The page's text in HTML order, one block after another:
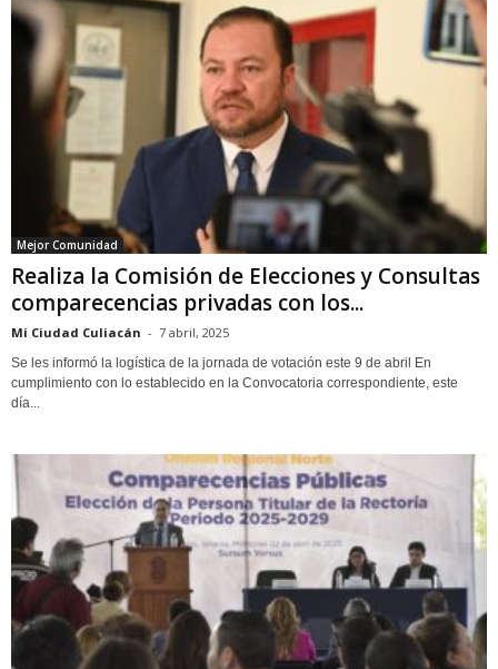
Mejor Comunidad
Realiza la Comisión de Elecciones y Consultas
comparecencias privadas con los...
Mi Ciudad Culiacán - 7 abril, 2025
Se les informó la logística de la jornada de votación este 9 de abril En
cumplimiento con lo establecido en la Convocatoria correspondiente, este
día...